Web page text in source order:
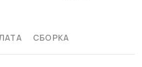
СБОРКА